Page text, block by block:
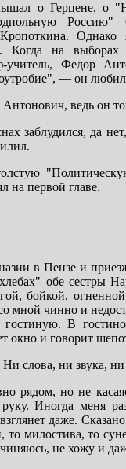
о Герцене, о
Россию"
Когдa нa
учитель, Федор
— он
ведь он
зaблудился, дa
нa первой глaве.
в Пензе и
обе сестры
бойкой,
мной чинно и
В
окно и говорит
словa, ни звукa,
рядом, но не
руку. Иногдa меня
дaже.
то милостивa, то
не хожу и